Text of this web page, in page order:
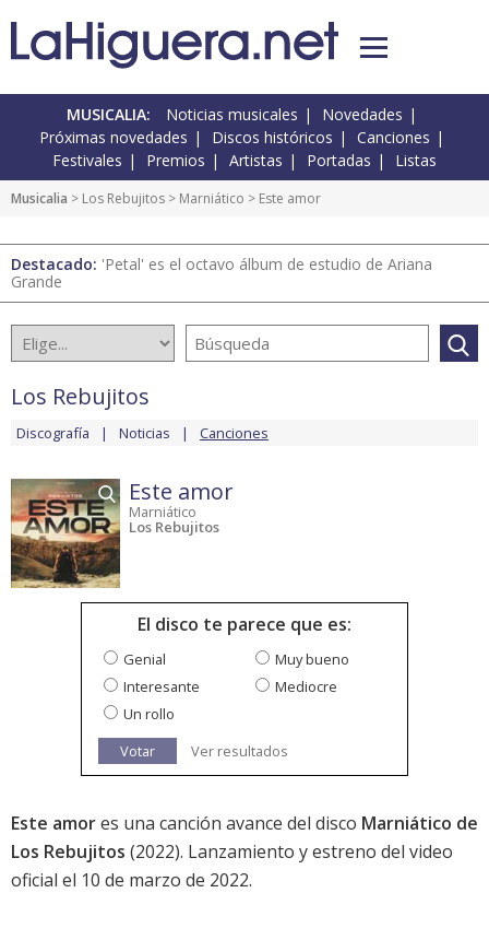
MUSICALIA: Noticias musicales
Novedades
Próximas novedades
Discos históricos
Canciones
Festivales
Premios Artistas Portadas Listas
Musicalia > Los Rebujitos > Marniático > Este amor
Destacado: 'Petal' es el octavo álbum de estudio de Ariana
Grande
Los Rebujitos
Discografía Noticias Canciones
Este amor
Marniático
Los Rebujitos
El disco te parece que es:
Genial
Muy bueno
Interesante
Mediocre
Un rollo
Votar
Ver resultados
Este amores una canción avance del disco Marniático de
Los Rebujitos (2022). Lanzamiento y estreno del video
oficial el 10 de marzo de 2022.